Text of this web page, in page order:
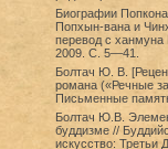
Биографии
Попхын-вана и
перевод с
2009. С. 5—41.
Болтач Ю. В.
романа («Речные
Письменные
Болтач Ю.В.
буддизме //
искусство: Третьи